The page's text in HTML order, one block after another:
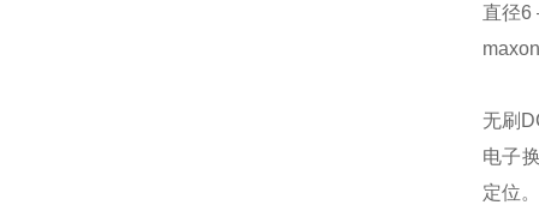
直径6
无刷
电子
定位。